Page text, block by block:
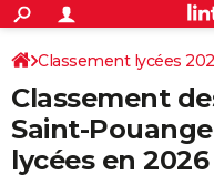
ACTUALITÉS
Politique
Société
Faits Divers
Education
Monde
Villes
+
SPORT
Coupe du monde 2026
Football
Tennis
Cyclisme
Rugby
Forum
CULTURE
Programme TV
TNT
Streaming
Cinéma
Sorties cinéma
Musique
+FINANCE
Classement lycées
Classement
Saint-
lycées en 2026